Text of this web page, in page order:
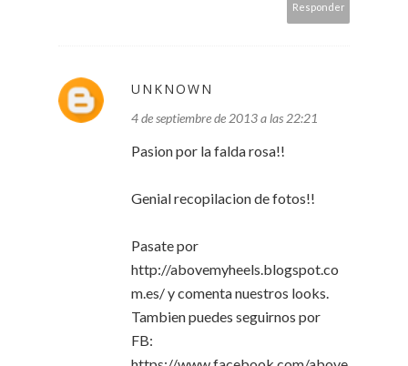
Responder
UNKNOWN
4 de septiembre de 2013 a las 22:21
Pasion por la falda rosa!!
Genial recopilacion de fotos!!
Pasate por
http://abovemyheels.blogspot.co
m.es/ y comenta nuestros looks.
Tambien puedes seguirnos por
FB: